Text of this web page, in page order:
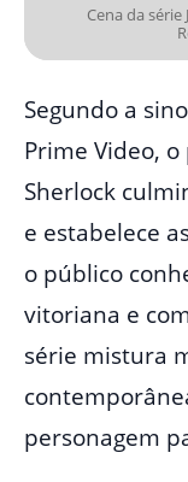
Cena da
Segundo a
Prime Video,
Sherlock
e estabelece
o público
vitoriana e
série mistura
personagem